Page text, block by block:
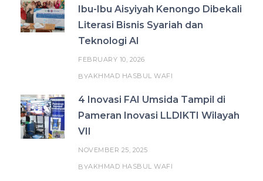
Ibu-Ibu Aisyiyah Kenongo Dibekali
Literasi Bisnis Syariah dan
Teknologi AI
FEBRUARY 10, 2026
BYAKHMAD HASBUL WAFI
4 Inovasi FAI Umsida Tampil di
Pameran Inovasi LLDIKTI Wilayah
VII
NOVEMBER 25, 2025
BYAKHMAD HASBUL WAFI